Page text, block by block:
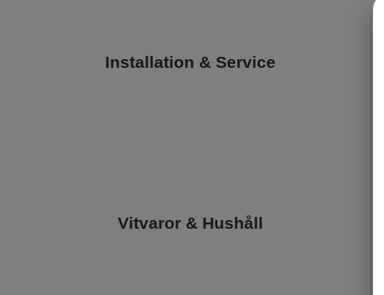
Installation & Service
Vitvaror & Hushåll